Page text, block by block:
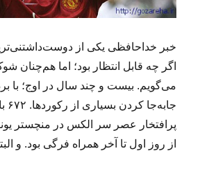
خبر خداحافظی یکی از دوست‌داشتنی‌ترین
اگر چه قابل انتظار بود؛ اما هم‌چنان
پرافتخار عصر سر الکس در منچستر
از روز اول تا آخر همراه فرگی بود. و